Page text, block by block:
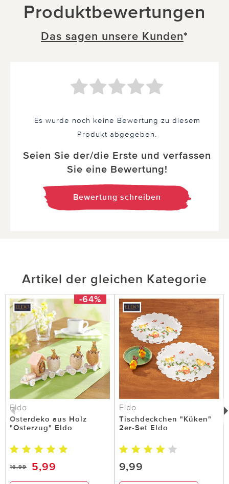
Produktbewertungen
Das sagen unsere Kunden*
Es wurde noch keine Bewertung zu diesem
Produkt abgegeben.
Seien Sie der/die Erste und verfassen
Sie eine Bewertung!
Bewertung schreiben
Artikel der gleichen Kategorie
-64%
Eldo
Osterdeko aus Holz
"Osterzug" Eldo
16,99 5,99
Eldo
Tischdeckchen "Küken"
2er-Set Eldo
9,99